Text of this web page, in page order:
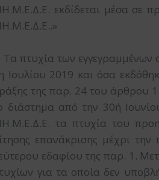
εκδίδεται μέσα σε
Τα πτυχία των
Ιουλίου 2019 και όσα
της παρ. 24 του άρθρου
διάστημα από την 30ή
τα πτυχία του
επανάκρισης μέχρι
εδαφίου της παρ. 1.
για τα οποία δεν